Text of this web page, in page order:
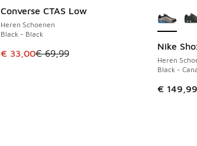
Converse CTAS Low
Heren Schoenen
Black - Black
Dit artikel is in de uitverkoop. Dit artikel is in
€ 33,00€ 69,99
BESPAAR € 36
Nike
Heren
Black -
€ 149,99